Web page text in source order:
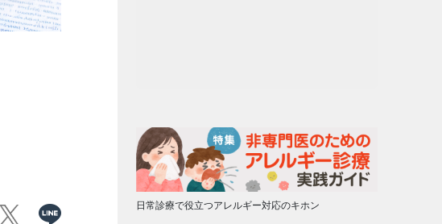
日常診療で役立つアレルギー対応のキホン